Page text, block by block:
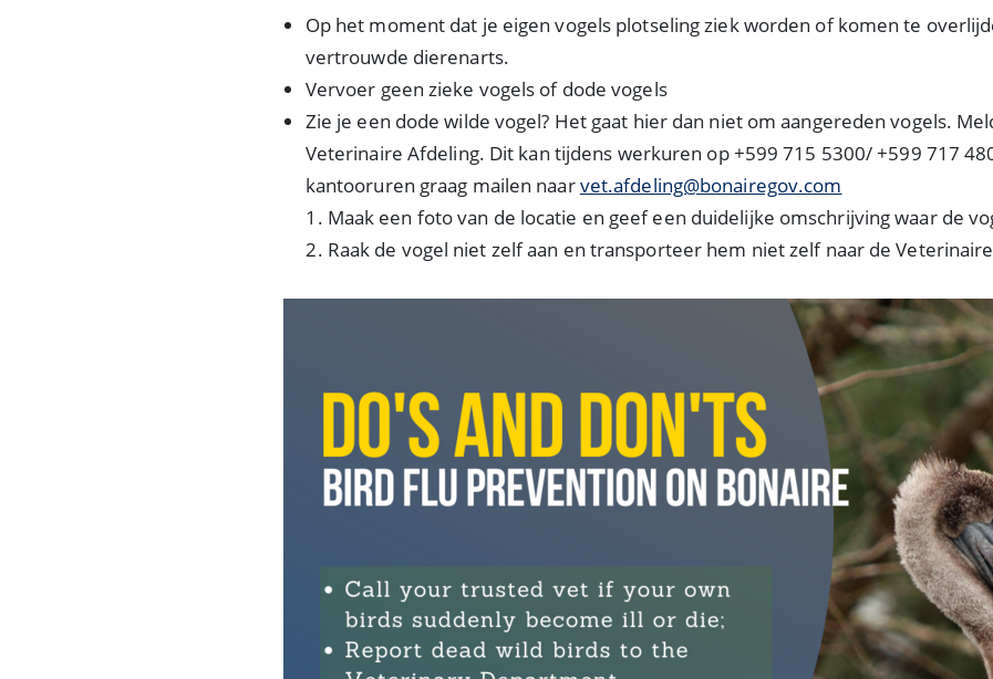
Op het moment dat je eigen vogels plotseling ziek worden of komen te
vertrouwde dierenarts.
Vervoer geen zieke vogels of dode vogels
Zie je een dode wilde vogel? Het gaat hier dan niet om aangereden vogels.
Veterinaire Afdeling. Dit kan tijdens werkuren op +599 715 5300/ +599 717
kantooruren graag mailen naarvet.afdeling@bonairegov.com
Maak een foto van de locatie en geef een duidelijke omschrijving waar de
Raak de vogel niet zelf aan en transporteer hem niet zelf naar de